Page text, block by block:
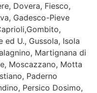
Dovera, Fiesco,
Gadesco-Pieve
ed U., Gussola, Isola
Martignana di
Moscazzano, Motta
Paderno
Persico Dosimo,